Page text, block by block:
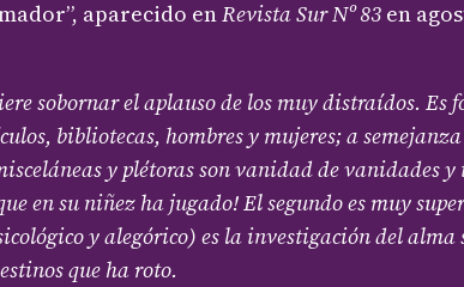
aparecido enRevista Sur Nº 83 en
sobornar el aplauso de los muy distraídos.
bibliotecas, hombres y mujeres; a
y plétoras son vanidad de vanidades
en su niñez ha jugado! El segundo es muy
y alegórico) es la investigación del alma
que ha roto.